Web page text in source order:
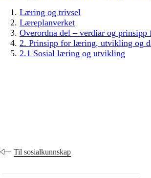
Læring og trivsel
Læreplanverket
Overordna del – verdiar og
2. Prinsipp for læring, utvikling og
2.1 Sosial læring og utvikling
Til sosialkunnskap